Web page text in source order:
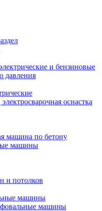
и бензиновые
давления
оснастка
машина по бетону
машины
и потолков
машины
машины